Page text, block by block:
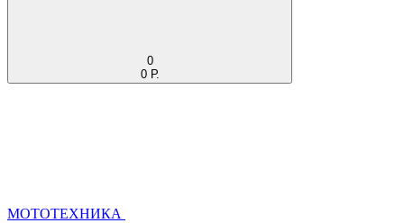
0
0 Р.
МОТОТЕХНИКА